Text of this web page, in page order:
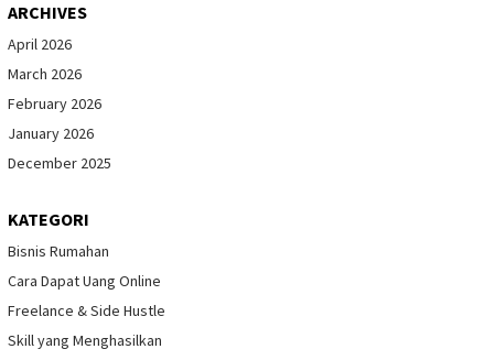
ARCHIVES
April 2026
March 2026
February 2026
January 2026
December 2025
KATEGORI
Bisnis Rumahan
Cara Dapat Uang Online
Freelance & Side Hustle
Skill yang Menghasilkan